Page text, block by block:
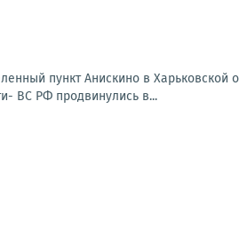
пункт Анискино в Харьковской
ВС РФ продвинулись в...